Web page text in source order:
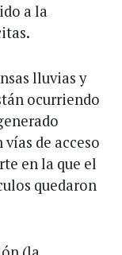
a la
lluvias y
ocurriendo
de acceso
en la que el
quedaron